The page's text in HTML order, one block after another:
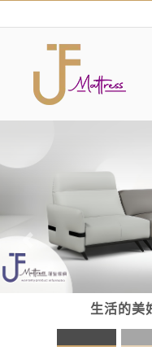
好，藏在每一件傢俱
Previous